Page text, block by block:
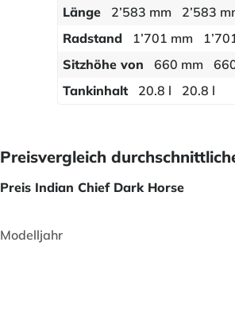
Länge
2’583 mm
2’583
Radstand
1’701 mm
Sitzhöhe von
660 mm
Tankinhalt
20.8 l 20.8 l
Preisvergleich
Preis Indian Chief Dark Horse
Modelljahr